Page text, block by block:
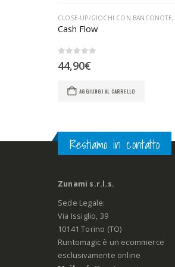
SCENA/MISCELLANEA
CLOSE-UP/GIOCHI CON BANCONOTE,
Cash Flow
44,90€
AGGIUNGI AL CARRELLO
Restiamo in contatto
Zunami s.r.l.s.
Sede Legale:
Via Issiglio, 39
10141 Torino (TO)
Runtomagic è un ecommerce
esclusivamente online